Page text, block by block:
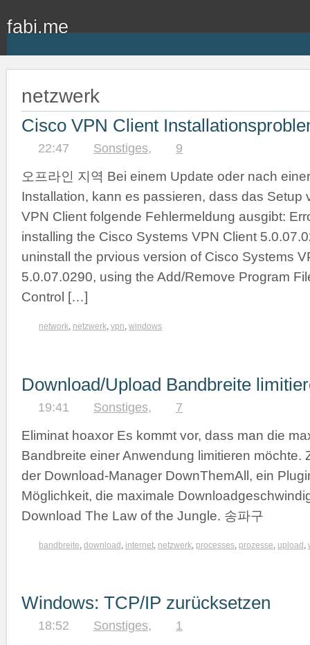
fabi.me
netzwerk
Cisco VPN Client
22:47 Sonstiges, 9
오프라인 지역 Bei einem Update oder nach
Installation, kann es passieren, dass das Setup
VPN Client folgende Fehlermeldung ausgibt:
installing the Cisco Systems VPN Client
uninstall the prvious version of Cisco Systems
5.0.07.0290, using the Add/Remove Program
Control […]
network, netzwerk, vpn, windows
Download/Upload Bandbreite
19:41 Sonstiges, 7
Eliminat hoaxor Es kommt vor, dass man die
Bandbreite einer Anwendung limitieren möchte.
der Download-Manager DownThemAll, ein
Möglichkeit, die maximale
Download The Law of the Jungle. 송파구
bandbreite download internet netzwerk processes prozesse upload
Windows: TCP/IP zurücksetzen
18:52 Sonstiges, 1